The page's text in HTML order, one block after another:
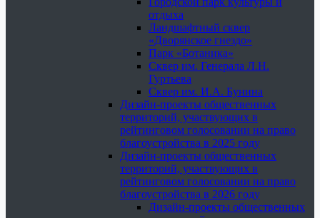
отдыха
Ландшафтный сквер
«Дворянское гнездо»
Парк «Ботаника»
Сквер им. Генерала Л.Н.
Гуртьева
Сквер им. И.А. Бунина
Дизайн-проекты общественных
территорий, участвующих в
рейтинговом голосовании на право
благоустройства в 2025 году
Дизайн-проекты общественных
территорий, участвующих в
рейтинговом голосовании на право
благоустройства в 2026 году
Дизайн-проекты общественных